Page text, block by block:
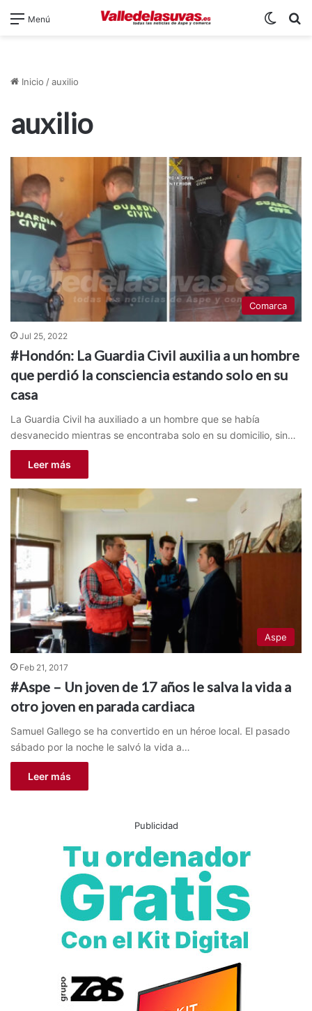
Menú
Inicio /auxilio
auxilio
Comarca
Jul 25, 2022
#Hondón: La Guardia Civil auxilia a un hombre
que perdió la consciencia estando solo en su
casa
La Guardia Civil ha auxiliado a un hombre que se había
desvanecido mientras se encontraba solo en su domicilio, sin…
Leer más
Aspe
Feb 21, 2017
#Aspe – Un joven de 17 años le salva la vida a
otro joven en parada cardiaca
Samuel Gallego se ha convertido en un héroe local. El pasado
sábado por la noche le salvó la vida a…
Leer más
Publicidad